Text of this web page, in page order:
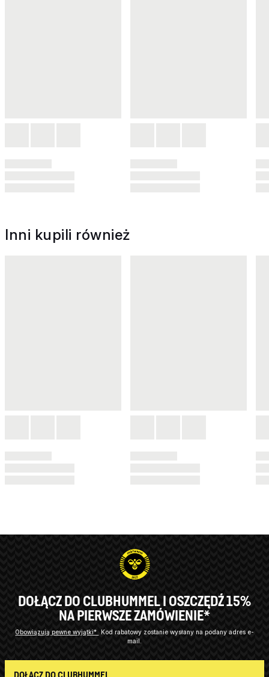
Inni kupili również
DOŁĄCZ DO CLUBHUMMEL I OSZCZĘDŹ 15%
NA PIERWSZE ZAMÓWIENIE*
Obowiązują pewne wyjątki*
Kod rabatowy zostanie wysłany na podany adres e-
mail.